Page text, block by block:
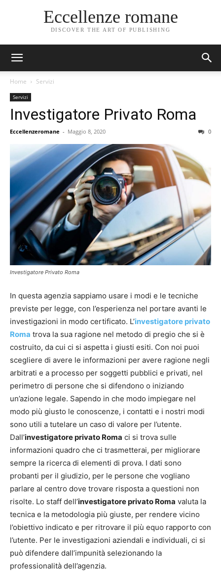
Eccellenze romane
DISCOVER THE ART OF PUBLISHING
Home Servizi
Servizi
Investigatore Privato Roma
Eccellenzeromane - Maggio 8, 2020 0
Investigatore Privato Roma
In questa agenzia sappiamo usare i modi e le tecniche
previste per legge, con l’esperienza nel portare avanti le
investigazioni in modo certificato. L’investigatore privato
Roma trova la sua ragione nel metodo di pregio che si è
costruito, da cui ci si aspetta i giusti esiti. Con noi puoi
scegliere di avere le informazioni per avere ragione negli
arbitrati e a processo per soggetti pubblici e privati, nel
perimetro di persone che si difendono o iniziando
un’azione legale. Sapendo in che modo impiegare nel
modo più giusto le conoscenze, i contatti e i nostri modi
sono utili a tutelare un caso di valore per l’utente.
Dall’investigatore privato Roma ci si trova sulle
informazioni quadro che ci trasmetterai, per migliorare
sempre la ricerca di elementi di prova. I dati sono
probanti per il giudizio, per le persone che vogliano
parlare al centro dove trovare risposta a questioni non
risolte. Lo staff dell’investigatore privato Roma valuta la
tecnica e la metodologia più giuste, per rendere vicino
l’obiettivo indicato e per ritrovare il più equo rapporto con
l’utente. Per le investigazioni aziendali e individuali, ci si
può difendere dall’impunità selezionando la
professionalità dell’agenzia.